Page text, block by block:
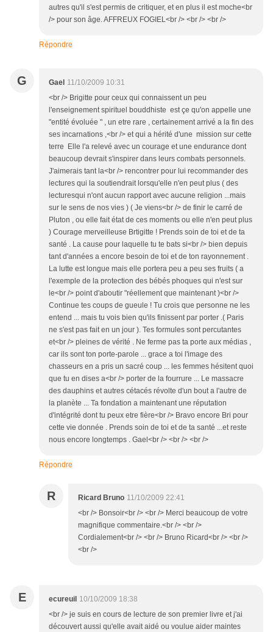
autres qu'il s'est permis de critiquer, et en plus il est moche<br
/> pour son âge. AFFREUX FOGIEL<br /> <br /> <br />
Répondre
G Gael 11/10/2009 10:31
<br /> Brigitte pour ceux qui connaissent un peu
l'enseignement spirituel bouddhiste est çe qu'on appelle une
"entité évoluée " , un etre rare , certainement arrivé a la fin des
ses incarnations ,<br /> et qui a hérité d'une mission sur cette
terre Elle l'a relevé avec un courage et une endurance dont
beaucoup devrait s'inspirer dans leurs combats personnels.
J'aimerais tant la<br /> rencontrer pour lui recommander des
lectures qui la soutiendrait lorsqu'elle n'en peut plus ( des
lecturesqui n'ont aucun rapport avec aucune religion ...mais
sur le sens de nos vies ) ( Je viens<br /> de finir le carré de
Pluton , ou elle fait état de ces moments ou elle n'en peut plus
) Courage merveilleuse Brtigitte ! Prends soin de toi et de ta
santé . La cause pour laquelle tu te bats si<br /> bien depuis
tant d'années a encore besoin de toi et de ton rayonnement .
La lutte est longue mais elle portera peu a peu ses fruits ( a
l'exemple de la protection des bébés phoques qui n'est sur
le<br /> point d'aboutir "réellement que maintenant )<br />
Continue tes coups de gueule ! Tu crois que personne ne les
entend ... mais tu vois bien qu'ils finissent par porter .( Paris
ne s'est pas fait en un jour ). Tes formules sont percutantes
et<br /> pleines de vérité . Ne ferme pas ta porte aux médias ,
car ils sont ton porte-parole ... grace a toi l'image des
chasseurs en a pris un sacré coup ... les femmes hésitent quoi
que tu en dises a<br /> porter de la fourrure ... Le massacre
des dauphins et autres cétacés révolte d'un bout a l'autre de
la planète ... Ta fondation a maintenant une réputation
d'intégrité dont tu peux etre fière<br /> Bravo encore Bri pour
cette vie donnée . Prends soin de toi et de ta santé ...et reste
nous encore longtemps . Gael<br /> <br /> <br />
Répondre
R Ricard Bruno 11/10/2009 22:41
<br /> Bonsoir<br /> <br /> Merci beaucoup de votre
magnifique commentaire.<br /> <br />
Cordialement<br /> <br /> Bruno Ricard<br /> <br />
<br />
E ecureuil 10/10/2009 18:38
<br /> je suis en cours de lecture de son premier livre et j'ai
découvert aussi qu'elle avait aidé ou voulue aider maintes